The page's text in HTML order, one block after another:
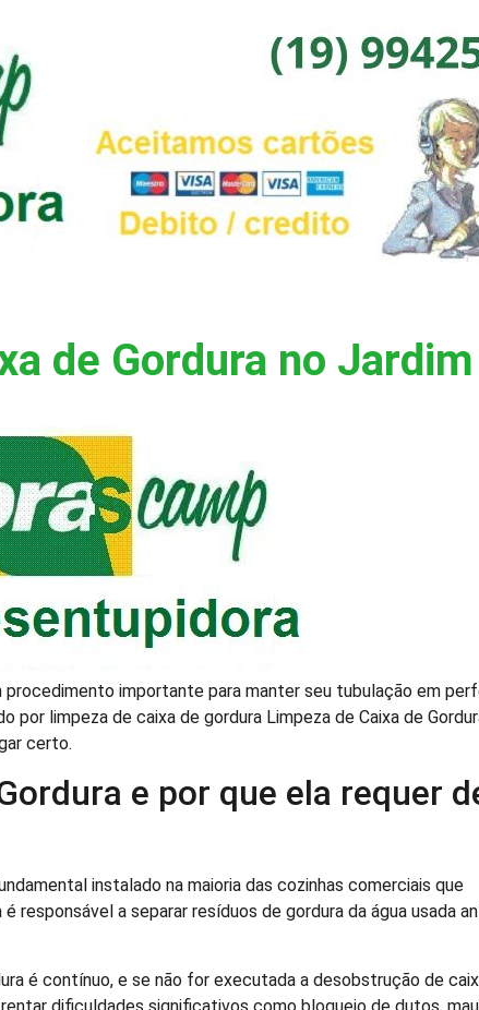
de Gordura no Jardim
procedimento importante para manter seu tubulação em
por limpeza de caixa de gordura Limpeza de Caixa de
certo.
e por que ela requer
instalado na maioria das cozinhas comerciais que
responsável a separar resíduos de gordura da água usada
é contínuo, e se não for executada a desobstrução de